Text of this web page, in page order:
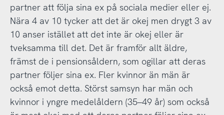
partner att följa sina ex på sociala medier eller ej.
Nära 4 av 10 tycker att det är okej men drygt 3 av
10 anser istället att det inte är okej eller är
tveksamma till det. Det är framför allt äldre,
främst de i pensionsåldern, som ogillar att deras
partner följer sina ex. Fler kvinnor än män är
också emot detta. Störst samsyn har män och
kvinnor i yngre medelåldern (35–49 år) som också